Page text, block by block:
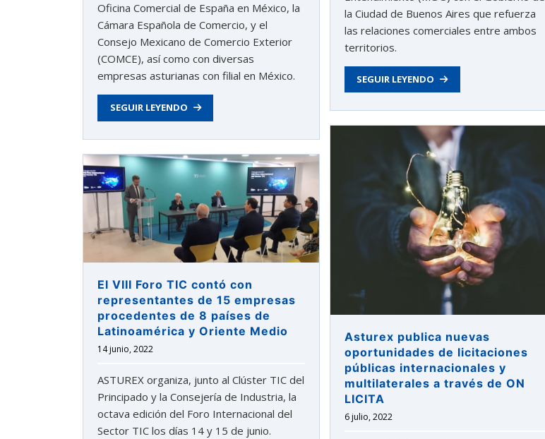
Oficina Comercial de España en México, la
Cámara Española de Comercio, y el
Consejo Mexicano de Comercio Exterior
(COMCE), así como con diversas
empresas asturianas con filial en México.
SEGUIR LEYENDO
la Ciudad de Buenos Aires que refuerza
las relaciones comerciales entre ambos
territorios.
SEGUIR LEYENDO
Asturex publica nuevas
oportunidades de licitaciones
públicas internacionales y
multilaterales a través de ON
LICITA
6 julio, 2022
El VIII Foro TIC contó con
representantes de 15 empresas
procedentes de 8 países de
Latinoamérica y Oriente Medio
14 junio, 2022
ASTUREX organiza, junto al Clúster TIC del
Principado y la Consejería de Industria, la
octava edición del Foro Internacional del
Sector TIC los días 14 y 15 de junio.